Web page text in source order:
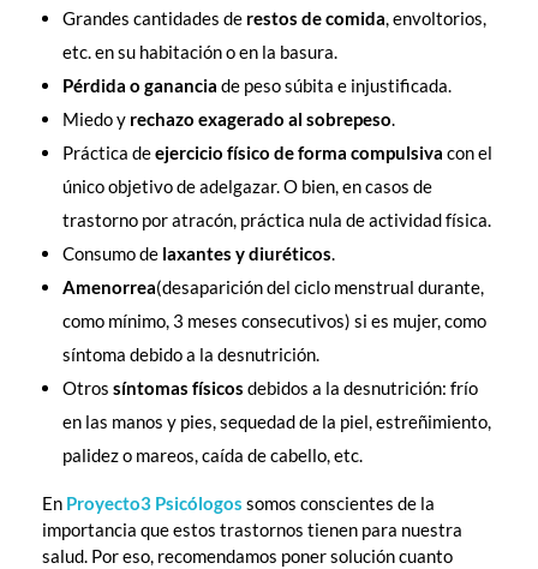
Grandes cantidades de restos de comida, envoltorios,
etc. en su habitación o en la basura.
Pérdida o ganancia de peso súbita e injustificada.
Miedo y rechazo exagerado al sobrepeso.
Práctica deejercicio físico de forma compulsiva con el
único objetivo de adelgazar. O bien, en casos de
trastorno por atracón, práctica nula de actividad física.
Consumo de laxantes y diuréticos.
Amenorrea(desaparición del ciclo menstrual durante,
como mínimo, 3 meses consecutivos) si es mujer, como
síntoma debido a la desnutrición.
Otros síntomas físicos debidos a la desnutrición: frío
en las manos y pies, sequedad de la piel, estreñimiento,
palidez o mareos, caída de cabello, etc.
En Proyecto3 Psicólogos somos conscientes de la
importancia que estos trastornos tienen para nuestra
salud. Por eso, recomendamos poner solución cuanto